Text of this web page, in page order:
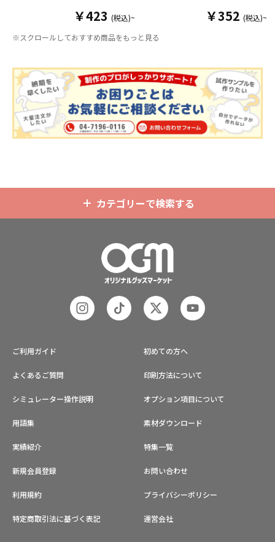
ダーパーツを組み合わせた今まであ
です。透明度が高く美しいアクリル
ー、ネームホルダーでオリジナルの
ホルダーはデザイン次第でどんなシ
ーンでもマッチします。ヘッダー部
分はダイカットでデザインにあわせ
た自由な形状で制作することができ
ます。また長さ調整と安全機能が付
いたネックストラップが標準で付属
ど様々な業界に人気です。 短納期・
￥423 (税込)~
ダー）をOEM製作できます。使わな
携帯性に優れています。オールシー
ラーは全9色ご用意しておりますの
で、お客様のイメージやデザインに
合わせてお選びいただけます。 国内
の自社工場にて印刷いたしますの
で、短納期・小ロットでの対応が可
能です。グッズ制作の専門スタッフ
がしっかりサポートいたしますの
￥352 (税込)~
※スクロールしておすすめ商品をもっと見る
カテゴリーで検索する
ご利用ガイド 初めての方へ
よくあるご質問 印刷方法について
シミュレーター操作説明 オプション項目について
用語集 素材ダウンロード
実績紹介 特集一覧
新規会員登録 お問い合わせ
利用規約 プライバシーポリシー
特定商取引法に基づく表記 運営会社